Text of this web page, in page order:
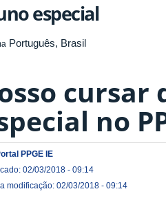
especial
Português, Brasil
cursar
no
PPGE IE
02/03/2018 - 09:14
modificação: 02/03/2018 - 09:14